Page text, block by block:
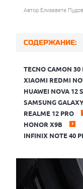
Автор Елизавета
СОДЕРЖАНИЕ:
TECNO CAMON 30
XIAOMI REDMI
HUAWEI NOVA 12
SAMSUNG
REALME 12 PRO
HONOR X9B
INFINIX NOTE 40